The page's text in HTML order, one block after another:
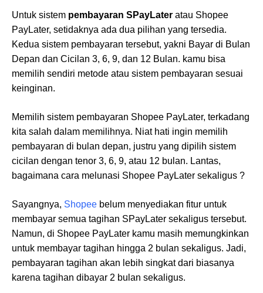
Untuk sistem pembayaran SPayLater atau Shopee
PayLater, setidaknya ada dua pilihan yang tersedia.
Kedua sistem pembayaran tersebut, yakni Bayar di Bulan
Depan dan Cicilan 3, 6, 9, dan 12 Bulan. kamu bisa
memilih sendiri metode atau sistem pembayaran sesuai
keinginan.
Memilih sistem pembayaran Shopee PayLater, terkadang
kita salah dalam memilihnya. Niat hati ingin memilih
pembayaran di bulan depan, justru yang dipilih sistem
cicilan dengan tenor 3, 6, 9, atau 12 bulan. Lantas,
bagaimana cara melunasi Shopee PayLater sekaligus ?
Sayangnya, Shopee belum menyediakan fitur untuk
membayar semua tagihan SPayLater sekaligus tersebut.
Namun, di Shopee PayLater kamu masih memungkinkan
untuk membayar tagihan hingga 2 bulan sekaligus. Jadi,
pembayaran tagihan akan lebih singkat dari biasanya
karena tagihan dibayar 2 bulan sekaligus.